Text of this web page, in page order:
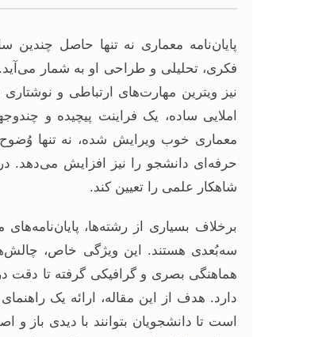
پایان‌نامه معماری نه تنها حاصل چندین
فکری، تحلیلی و طراحی او به شمار می‌آید.
نیز ویترین مهارت‌های ارتباطی و
املایی ساده، یک فراینت پیچیده و
معماری خوب ویرایش شده، نه تنها
حرفه‌ای دانشجو را نیز افزایش می‌دهد.
شاهکار علمی را تعیین کند.
برخلاف بسیاری از رشته‌ها،
سه‌بُعدی هستند. این ویژگی خاص،
هماهنگی بصری و گرافیکی گرفته تا دقت
دارد. هدف از این مقاله، ارائه یک
است تا دانشجویان بتوانند با دیدی باز